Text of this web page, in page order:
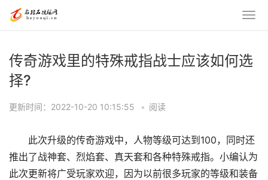
传奇游戏里的特殊戒指战士应该如何选
择?
更新时间：2022-10-20 10:15:55 • 阅读
此次升级的传奇游戏中，人物等级可达到100，同时还
推出了战神套、烈焰套、真天套和各种特殊戒指。小编认为
此次更新将广受玩家欢迎，因为以前很多玩家的等级和装备